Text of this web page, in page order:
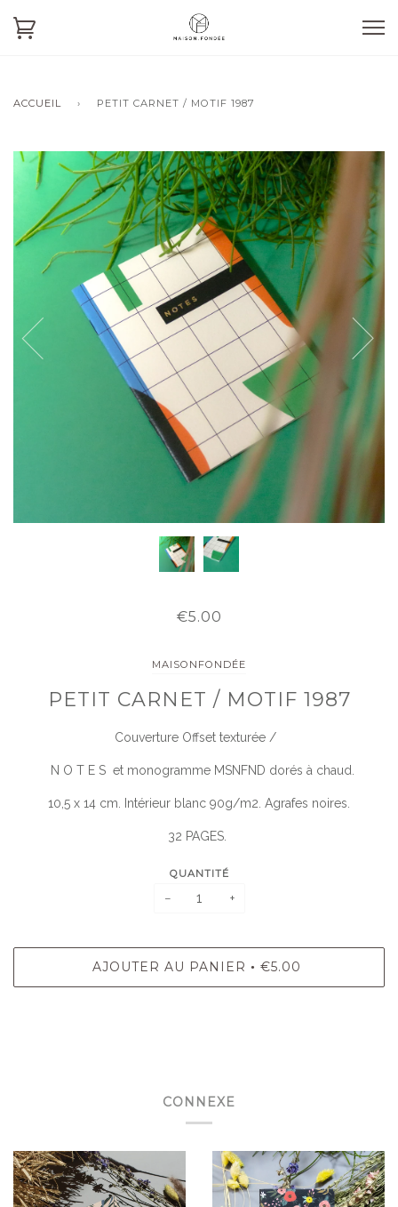
ACCUEIL › PETIT CARNET / MOTIF 1987
€5.00
MAISONFONDÉE
PETIT CARNET / MOTIF 1987
Couverture Offset texturée /
N O T E S et monogramme MSNFND dorés à chaud.
10,5 x 14 cm. Intérieur blanc 90g/m2. Agrafes noires.
32 PAGES.
QUANTITÉ
− +
AJOUTER AU PANIER • €5.00
CONNEXE